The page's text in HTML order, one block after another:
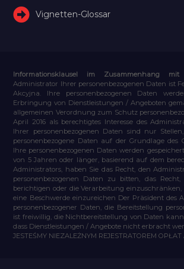
Vignetten-Glossar
Informationsklausel im Zusammenhang
Administrator Ihrer personenbezogenen Daten ist
Akcyjna. Ihre personenbezogenen Daten
Erbringung von Dienstleistungen / Angeboten
allgemeinen Verordnung zum Schutz
April 2016 als berechtigtes Interesse des
Ihrer personenbezogenen Daten sind nur
personenbezogene Daten auf der Grundlage des
Ihre personenbezogenen Daten werden
von 5 Jahren oder länger, basierend auf dem
Administrators, haben Sie das Recht, den
personenbezogenen Daten zu bitten, das
berichtigen oder die Verarbeitung einzuschränken,
eine Beschwerde einzureichen Der Präsident des
personenbezogener Daten, die Bereitstellung
ist freiwillig, die Nichtbereitstellung von Daten
dass Dienstleistungen / Angebote nicht erbracht
JESTEŚMY NIEZALEŻNYM REJESTRATOREM